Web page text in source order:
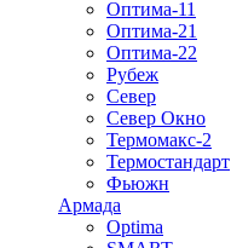
Оптима-11
Оптима-21
Оптима-22
Рубеж
Север
Север Окно
Термомакс-2
Термостандарт
Фьюжн
Армада
Optima